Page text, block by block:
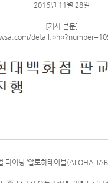
2016년 11월 28일
[기사 본문]
다이닝 ‘알로하테이블(ALOHA